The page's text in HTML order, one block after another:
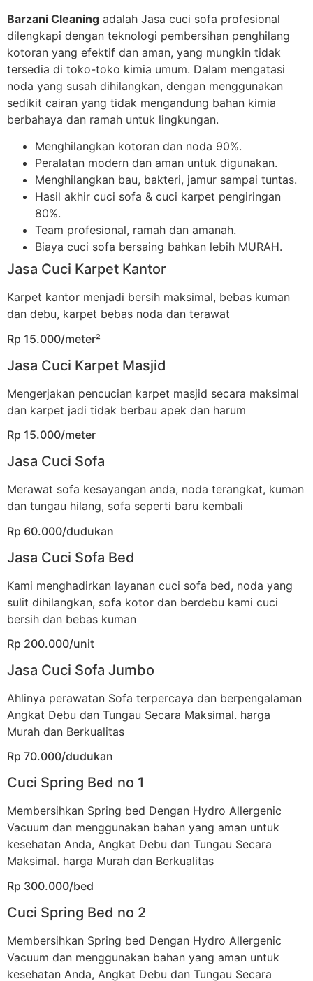
Barzani Cleaning adalah Jasa cuci sofa profesional
dilengkapi dengan teknologi pembersihan penghilang
kotoran yang efektif dan aman, yang mungkin tidak
tersedia di toko-toko kimia umum. Dalam mengatasi
noda yang susah dihilangkan, dengan menggunakan
sedikit cairan yang tidak mengandung bahan kimia
berbahaya dan ramah untuk lingkungan.
Menghilangkan kotoran dan noda 90%.
Peralatan modern dan aman untuk digunakan.
Menghilangkan bau, bakteri, jamur sampai tuntas.
Hasil akhir cuci sofa & cuci karpet pengiringan
80%.
Team profesional, ramah dan amanah.
Biaya cuci sofa bersaing bahkan lebih MURAH.
Jasa Cuci Karpet Kantor
Karpet kantor menjadi bersih maksimal, bebas kuman
dan debu, karpet bebas noda dan terawat
Rp 15.000/meter²
Jasa Cuci Karpet Masjid
Mengerjakan pencucian karpet masjid secara maksimal
dan karpet jadi tidak berbau apek dan harum
Rp 15.000/meter
Jasa Cuci Sofa
Merawat sofa kesayangan anda, noda terangkat, kuman
dan tungau hilang, sofa seperti baru kembali
Rp 60.000/dudukan
Jasa Cuci Sofa Bed
Kami menghadirkan layanan cuci sofa bed, noda yang
sulit dihilangkan, sofa kotor dan berdebu kami cuci
bersih dan bebas kuman
Rp 200.000/unit
Jasa Cuci Sofa Jumbo
Ahlinya perawatan Sofa terpercaya dan berpengalaman
Angkat Debu dan Tungau Secara Maksimal. harga
Murah dan Berkualitas
Rp 70.000/dudukan
Cuci Spring Bed no 1
Membersihkan Spring bed Dengan Hydro Allergenic
Vacuum dan menggunakan bahan yang aman untuk
kesehatan Anda, Angkat Debu dan Tungau Secara
Maksimal. harga Murah dan Berkualitas
Rp 300.000/bed
Cuci Spring Bed no 2
Membersihkan Spring bed Dengan Hydro Allergenic
Vacuum dan menggunakan bahan yang aman untuk
kesehatan Anda, Angkat Debu dan Tungau Secara